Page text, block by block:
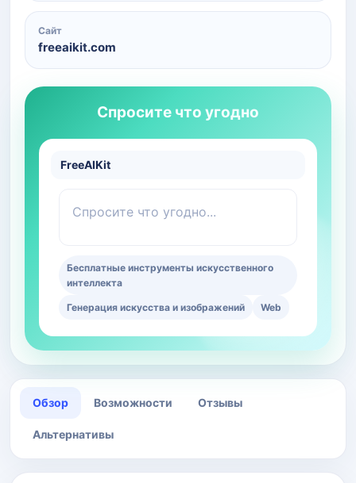
Сайт
freeaikit.com
Спросите что угодно
FreeAIKit
Спросите что угодно...
Бесплатные инструменты искусственного
интеллекта
Генерация искусства и изображений Web
Обзор Возможности Отзывы
Альтернативы